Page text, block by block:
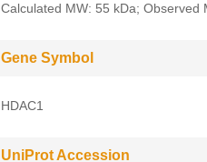
Calculated MW: 55 kDa; Observed
Gene Symbol
HDAC1
UniProt Accession